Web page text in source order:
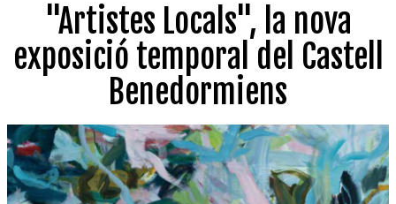
"Artistes Locals", la nova
exposició temporal del Castell
Benedormiens